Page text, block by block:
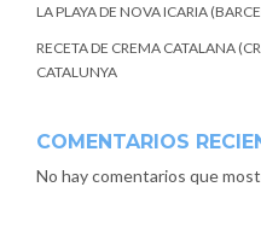
LA PLAYA DE NOVA ICARIA
RECETA DE CREMA CATALANA
CATALUNYA
COMENTARIOS
No hay comentarios que